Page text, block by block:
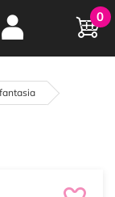
e
anni online
0